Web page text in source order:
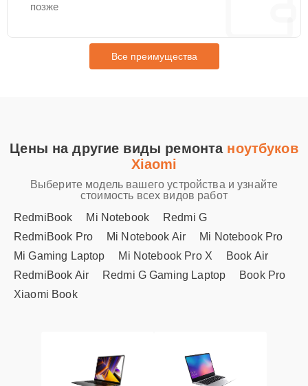
позже
Все преимущества
Цены на другие виды ремонта ноутбуков
Xiaomi
Выберите модель вашего устройства и узнайте
стоимость всех видов работ
RedmiBook
Mi Notebook
Redmi G
RedmiBook Pro
Mi Notebook Air
Mi Notebook Pro
Mi Gaming Laptop
Mi Notebook Pro X
Book Air
RedmiBook Air
Redmi G Gaming Laptop
Book Pro
Xiaomi Book